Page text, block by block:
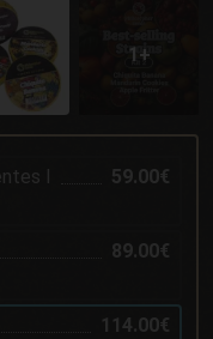
I 59.00€
89.00€
114.00€